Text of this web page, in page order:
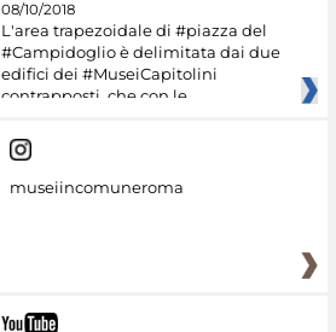
08/10/2018
L'area trapezoidale di #piazza del
#Campidoglio è delimitata dai due
edifici dei #MuseiCapitolini
contrapposti, che con le
museiincomuneroma